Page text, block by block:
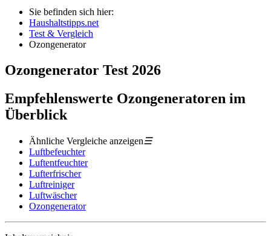
Sie befinden sich hier:
Haushaltstipps.net
Test & Vergleich
Ozongenerator
Ozongenerator Test 2026
Empfehlenswerte Ozongeneratoren im
Überblick
Ähnliche Vergleiche anzeigen☰
Luftbefeuchter
Luftentfeuchter
Lufterfrischer
Luftreiniger
Luftwäscher
Ozongenerator